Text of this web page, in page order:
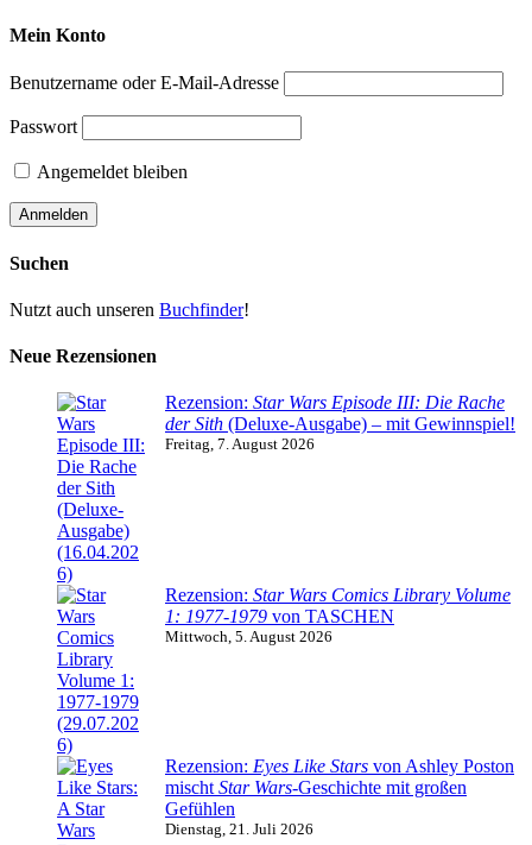
Mein Konto
Benutzername oder E-Mail-Adresse
Passwort
Angemeldet bleiben
Suchen
Nutzt auch unseren Buchfinder!
Neue Rezensionen
Rezension: Star Wars Episode III: Die Rache
der Sith (Deluxe-Ausgabe) – mit Gewinnspiel!
Freitag, 7. August 2026
Rezension: Star Wars Comics Library Volume
1: 1977-1979 von TASCHEN
Mittwoch, 5. August 2026
Rezension: Eyes Like Stars von Ashley Poston
mischt Star Wars-Geschichte mit großen
Gefühlen
Dienstag, 21. Juli 2026